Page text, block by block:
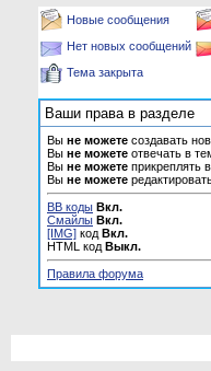
Новые сообщения
Нет новых сообщений
Тема закрыта
Ваши права в разделе
Вы не можете создавать
Вы не можете отвечать в
Вы не можете прикреплять
Вы не можете
BB коды Вкл.
Смайлы Вкл.
[IMG] код Вкл.
HTML код Выкл.
Правила форума